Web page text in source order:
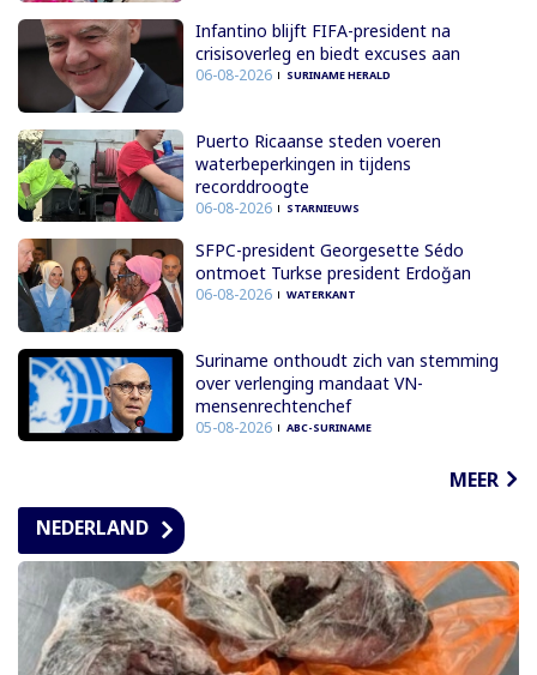
Infantino blijft FIFA-president na
crisisoverleg en biedt excuses aan
06-08-2026 SURINAME HERALD
Puerto Ricaanse steden voeren
waterbeperkingen in tijdens
recorddroogte
06-08-2026 STARNIEUWS
SFPC-president Georgesette Sédo
ontmoet Turkse president Erdoğan
06-08-2026 WATERKANT
Suriname onthoudt zich van stemming
over verlenging mandaat VN-
mensenrechtenchef
05-08-2026 ABC-SURINAME
MEER
NEDERLAND